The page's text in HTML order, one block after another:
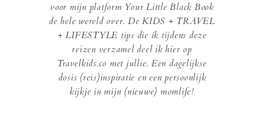
voor mijn platform Your Little Black Book
de hele wereld over. De KIDS + TRAVEL
+ LIFESTYLE tips die ik tijdens deze
reizen verzamel deel ik hier op
Travelkids.co met jullie. Een dagelijkse
dosis (reis)inspiratie en een persoonlijk
kijkje in mijn (nieuwe) momlife!